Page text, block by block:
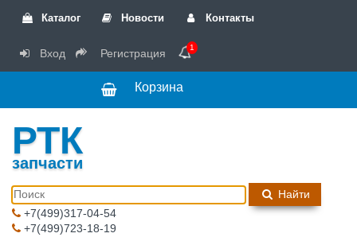
Каталог Новости Контакты
Вход Регистрация 1
Корзина
РТК
запчасти
Найти
+7(499)317-04-54
+7(499)723-18-19